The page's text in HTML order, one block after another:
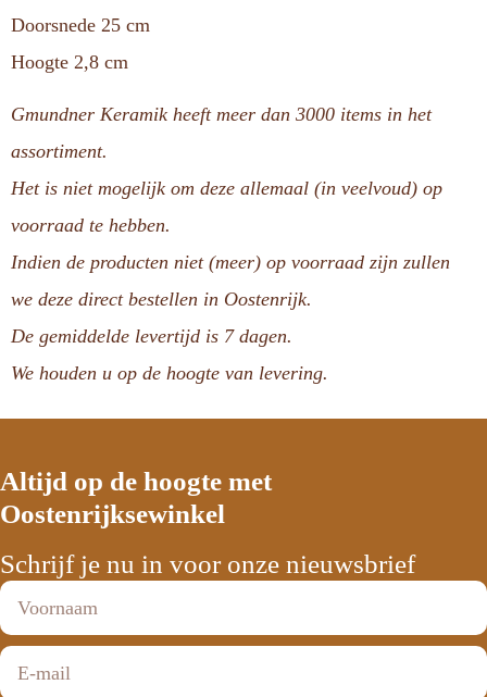
Doorsnede 25 cm
Hoogte 2,8 cm
Gmundner Keramik heeft meer dan 3000 items in het
assortiment.
Het is niet mogelijk om deze allemaal (in veelvoud) op
voorraad te hebben.
Indien de producten niet (meer) op voorraad zijn zullen
we deze direct bestellen in Oostenrijk.
De gemiddelde levertijd is 7 dagen.
We houden u op de hoogte van levering.
Altijd op de hoogte met
Oostenrijksewinkel
Schrijf je nu in voor onze nieuwsbrief